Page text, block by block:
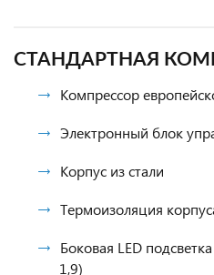
СТАНДАРТНАЯ
Компрессор
Электронный блок
Корпус из стали
Термоизоляция
Боковая LED
1,9)